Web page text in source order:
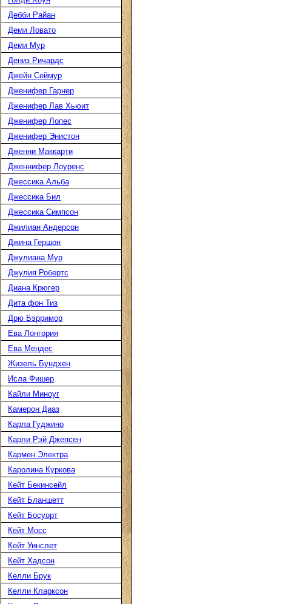
Дебби Райан
Деми Ловато
Деми Мур
Дениз Ричардс
Джейн Сеймур
Дженифер Гарнер
Дженифер Лав Хьюит
Дженифер Лопес
Дженифер Энистон
Дженни Маккарти
Дженнифер Лоуренс
Джессика Альба
Джессика Бил
Джессика Симпсон
Джилиан Андерсон
Джина Гершон
Джулиана Мур
Джулия Робертс
Диана Крюгер
Дита фон Тиз
Дрю Бэрримор
Ева Лонгория
Ева Мендес
Жизель Бундхен
Исла Фишер
Кайли Миноуг
Камерон Диаз
Карла Гуджино
Карли Рэй Джепсен
Кармен Электра
Каролина Куркова
Кейт Бекинсейл
Кейт Бланшетт
Кейт Босуорт
Кейт Мосс
Кейт Уинслет
Кейт Хадсон
Келли Брук
Келли Кларксон